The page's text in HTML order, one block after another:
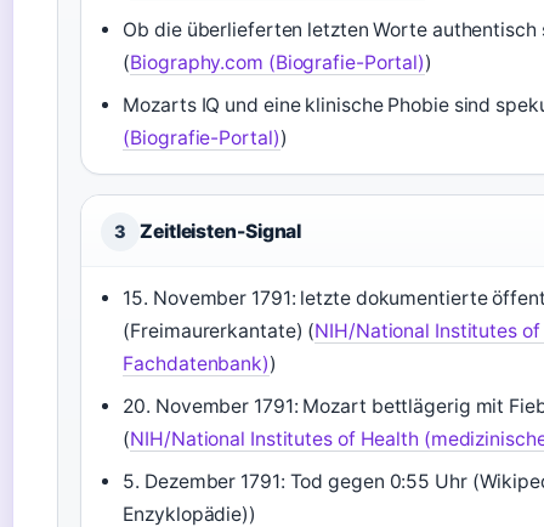
Ob die überlieferten letzten Worte
(Biography.com (Biografie-Portal))
Mozarts IQ und eine klinische Phobie sind
(Biografie-Portal))
3 Zeitleisten-Signal
15. November 1791: letzte dokumentierte
(Freimaurerkantate) (NIH/National Institutes
Fachdatenbank))
20. November 1791: Mozart bettlägerig mit
(NIH/National Institutes of Health
5. Dezember 1791: Tod gegen 0:55 Uhr
Enzyklopädie))